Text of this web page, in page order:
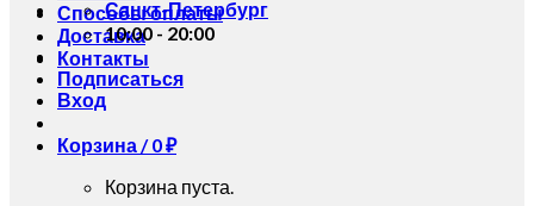
Способы оплаты
Доставка
Контакты
Вход
Корзина /0₽
Корзина пуста.
Санкт-Петербург
10:00 - 20:00
Подписаться